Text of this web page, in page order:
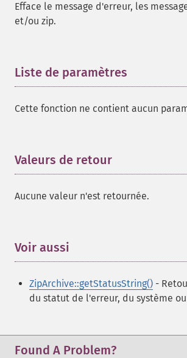
Efface le message d'erreur, les
et/ou zip.
Liste de paramètres
Cette fonction ne contient aucun
Valeurs de retour
Aucune valeur n'est retournée.
Voir aussi
ZipArchive::getStatusString() -
du statut de l'erreur, du système
Found A Problem?